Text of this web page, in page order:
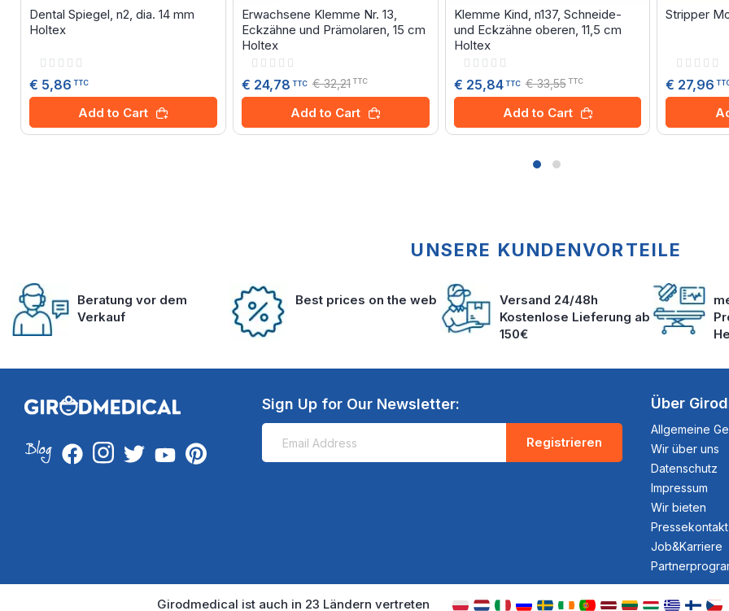
Dental Spiegel, n2, dia. 14 mm
Holtex
Rating:
€ 5,86 TTC
Add to Cart
Erwachsene Klemme Nr. 13,
Eckzähne und Prämolaren, 15 cm
Holtex
Rating:
€ 24,78 TTC € 32,21 TTC
Add to Cart
Klemme Kind, n137, Schneide-
und Eckzähne oberen, 11,5 cm
Holtex
Rating:
€ 25,84 TTC € 33,55 TTC
Add to Cart
Stripper
Rating:
€ 27,96
UNSERE KUNDENVORTEILE
Beratung vor dem
Verkauf
Best prices on the web
Versand 24/48h
Kostenlose Lieferung ab
150€
Sign Up for Our Newsletter:
Registrieren
Über
Allgemeine
Wir über uns
Datenschutz
Impressum
Wir bieten
Pressekontakt
Job&Karriere
Girodmedical ist auch in 23 Ländern vertreten